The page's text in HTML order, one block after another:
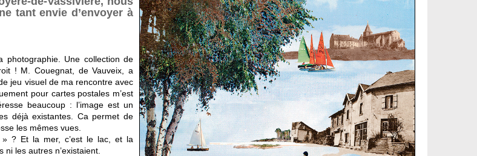
tant envie d’envoyer à
photographie. Une collection de
! M. Couegnat, de Vauveix, a
jeu visuel de ma rencontre avec
pour cartes postales m’est
beaucoup : l’image est un
déjà existantes. Ca permet de
les mêmes vues.
» ? Et la mer, c’est le lac, et la
les autres n’existaient.